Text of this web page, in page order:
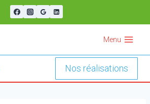
Menu
Nos réalisations